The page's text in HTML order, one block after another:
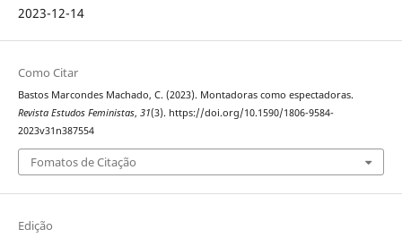
2023-12-14
Como Citar
Bastos Marcondes Machado, C. (2023). Montadoras como espectadoras.
Revista Estudos Feministas, 31(3). https://doi.org/10.1590/1806-9584-
2023v31n387554
Fomatos de Citação
Edição